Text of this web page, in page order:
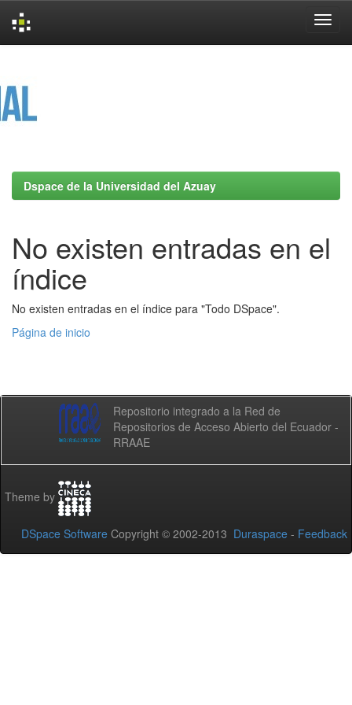
Dspace de la Universidad del Azuay
No existen entradas en el
índice
No existen entradas en el índice para "Todo DSpace".
Página de inicio
Repositorio integrado a la Red de
Repositorios de Acceso Abierto del Ecuador -
RRAAE
Theme by
DSpace Software Copyright © 2002-2013 Duraspace - Feedback